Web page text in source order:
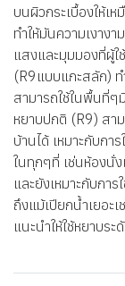
บนผิวกระเบื้องให้เ
ทำให้มันความเงาง
แสงและมุมมองที่ผู้ใ
(R9แบบแกะสลัก) ท
สามารถใช้ในพื้นที่ๆ
หยาบปกติ (R9) สา
บ้านได้ เหมาะกับก
ในทุกๆที่ เช่นห้องนั่
และยังเหมาะกับกา
ถึงแม้เปียกน้ำเยอะ
แนะนำให้ใช้หยาบร